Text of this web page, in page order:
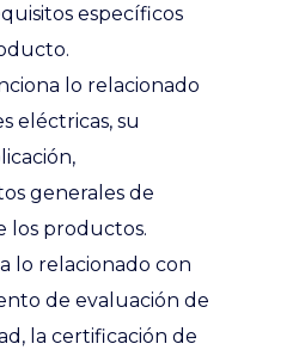
específicos
lo relacionado
eléctricas, su
generales de
los productos.
lo relacionado con
de evaluación de
la certificación de